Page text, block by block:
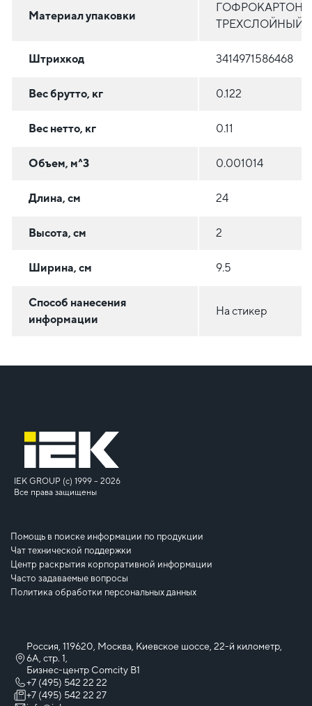
Материал упаковки
ГОФРОКАРТОН
ТРЕХСЛОЙНЫЙ
Штрихкод 3414971586468
Вес брутто, кг 0.122
Вес нетто, кг 0.11
Объем, м^3 0.001014
Длина, см 24
Высота, см 2
Ширина, см 9.5
Способ нанесения
информации
На стикер
IEK GROUP (c) 1999 – 2026
Все права защищены
Помощь в поиске информации по продукции
Чат технической поддержки
Центр раскрытия корпоративной информации
Часто задаваемые вопросы
Политика обработки персональных данных
Россия, 119620, Москва, Киевское шоссе, 22-й километр,
6А, стр. 1,
Бизнес-центр Comcity B1
+7 (495) 542 22 22
+7 (495) 542 22 27